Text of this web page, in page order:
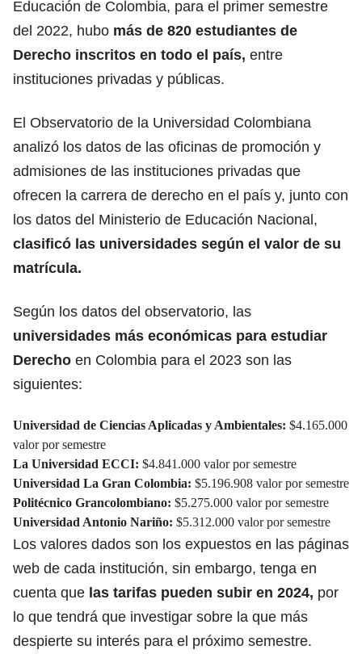
Educación de Colombia, para el primer semestre
del 2022, hubo más de 820 estudiantes de
Derecho inscritos en todo el país, entre
instituciones privadas y públicas.
El Observatorio de la Universidad Colombiana
analizó los datos de las oficinas de promoción y
admisiones de las instituciones privadas que
ofrecen la carrera de derecho en el país y, junto con
los datos del Ministerio de Educación Nacional,
clasificó las universidades según el valor de su
matrícula.
Según los datos del observatorio, las
universidades más económicas para estudiar
Derecho en Colombia para el 2023 son las
siguientes:
Universidad de Ciencias Aplicadas y Ambientales: $4.165.000
valor por semestre
La Universidad ECCI: $4.841.000 valor por semestre
Universidad La Gran Colombia: $5.196.908 valor por semestre
Politécnico Grancolombiano: $5.275.000 valor por semestre
Universidad Antonio Nariño: $5.312.000 valor por semestre
Los valores dados son los expuestos en las páginas
web de cada institución, sin embargo, tenga en
cuenta que las tarifas pueden subir en 2024, por
lo que tendrá que investigar sobre la que más
despierte su interés para el próximo semestre.